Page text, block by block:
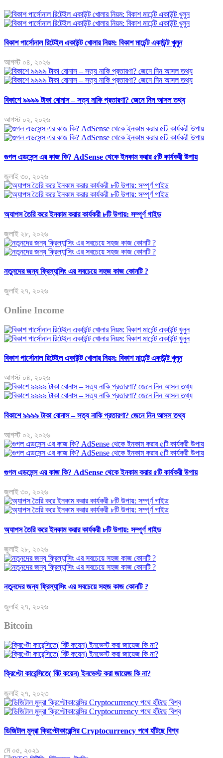
বিকাশ পার্সোনাল রিটেইল একাউন্ট খোলার নিয়ম: বিকাশ মার্চেন্ট একাউন্ট খুলুন
আগস্ট ০৪, ২০২৬
বিকাশে ৯৯৯৯ টাকা বোনাস – সত্য নাকি প্রতারণা? জেনে নিন আসল তথ্য
আগস্ট ০২, ২০২৬
গুগল এডসেন্স এর কাজ কি? AdSense থেকে ইনকাম করার ৫টি কার্যকরী উপায়
জুলাই ৩০, ২০২৬
অ্যাপস তৈরি করে ইনকাম করার কার্যকরী ৮টি উপায়: সম্পূর্ণ গাইড
জুলাই ২৮, ২০২৬
নতুনদের জন্য ফ্রিল্যান্সিং এর সবচেয়ে সহজ কাজ কোনটি ?
জুলাই ২৭, ২০২৬
Online Income
বিকাশ পার্সোনাল রিটেইল একাউন্ট খোলার নিয়ম: বিকাশ মার্চেন্ট একাউন্ট খুলুন
আগস্ট ০৪, ২০২৬
বিকাশে ৯৯৯৯ টাকা বোনাস – সত্য নাকি প্রতারণা? জেনে নিন আসল তথ্য
আগস্ট ০২, ২০২৬
গুগল এডসেন্স এর কাজ কি? AdSense থেকে ইনকাম করার ৫টি কার্যকরী উপায়
জুলাই ৩০, ২০২৬
অ্যাপস তৈরি করে ইনকাম করার কার্যকরী ৮টি উপায়: সম্পূর্ণ গাইড
জুলাই ২৮, ২০২৬
নতুনদের জন্য ফ্রিল্যান্সিং এর সবচেয়ে সহজ কাজ কোনটি ?
জুলাই ২৭, ২০২৬
Bitcoin
ক্রিপ্টো কারেন্সিতে( বিট কয়েন) ইনভেস্ট করা জায়েজ কি না?
জুলাই ২৭, ২০২৩
ডিজিটাল মুদ্রা ক্রিপ্টোকারেন্সির Cryptocurrency পথে হাঁটছে বিশ্ব
মে ০৫, ২০২১